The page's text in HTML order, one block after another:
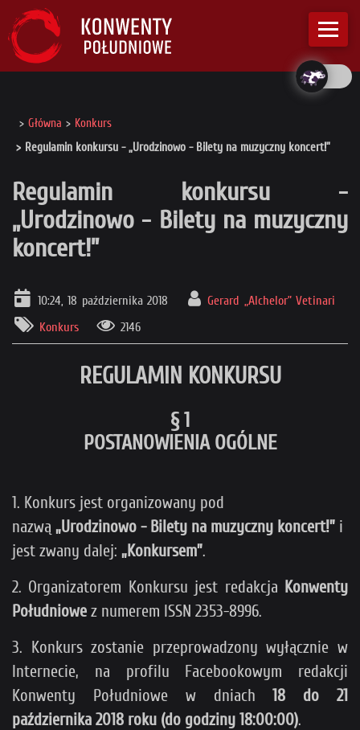
Główna
Konkurs
Regulamin konkursu - „Urodzinowo - Bilety na muzyczny koncert!”
Regulamin konkursu -
„Urodzinowo - Bilety na muzyczny
koncert!”
10:24, 18 października 2018
Gerard „Alchelor” Vetinari
Konkurs
2146
REGULAMIN KONKURSU
§ 1
POSTANOWIENIA OGÓLNE
1. Konkurs jest organizowany pod
nazwą „Urodzinowo - Bilety na muzyczny koncert!” i
jest zwany dalej: „Konkursem”.
2. Organizatorem Konkursu jest redakcja Konwenty
Południowe z numerem ISSN 2353-8996.
3. Konkurs zostanie przeprowadzony wyłącznie w
Internecie, na profilu Facebookowym redakcji
Konwenty Południowe w dniach18 do 21
października 2018 roku (do godziny 18:00:00).